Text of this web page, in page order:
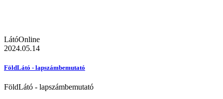
LátóOnline
2024.05.14
FöldLátó - lapszámbemutató
FöldLátó - lapszámbemutató